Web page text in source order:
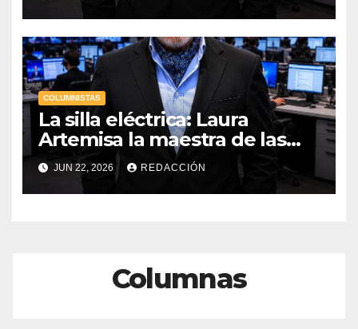
COLUMNISTAS
La silla eléctrica: Laura
Artemisa la maestra de las
Precampañas Por Antonio
Ladrón de Guevara
JUN 22, 2026 REDACCIÓN
Columnas